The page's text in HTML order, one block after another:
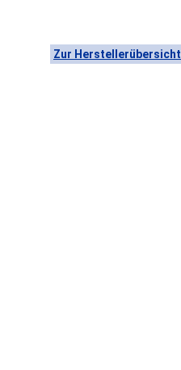
Zur Herstellerübersicht